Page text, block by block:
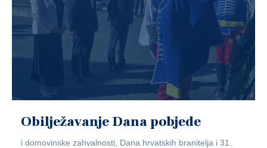
Obilježavanje Dana pobjede
i domovinske zahvalnosti, Dana hrvatskih branitelja i 31.